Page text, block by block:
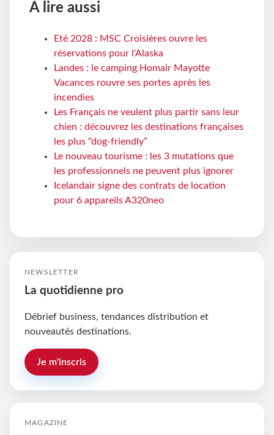
À lire aussi
Eté 2028 : MSC Croisières ouvre les
réservations pour l'Alaska
Landes : le camping Homair Mayotte
Vacances rouvre ses portes après les
incendies
Les Français ne veulent plus partir sans leur
chien : découvrez les destinations françaises
les plus “dog-friendly”
Le nouveau tourisme : les 3 mutations que
les professionnels ne peuvent plus ignorer
Icelandair signe des contrats de location
pour 6 appareils A320neo
NEWSLETTER
La quotidienne pro
Débrief business, tendances distribution et
nouveautés destinations.
Je m'inscris
MAGAZINE